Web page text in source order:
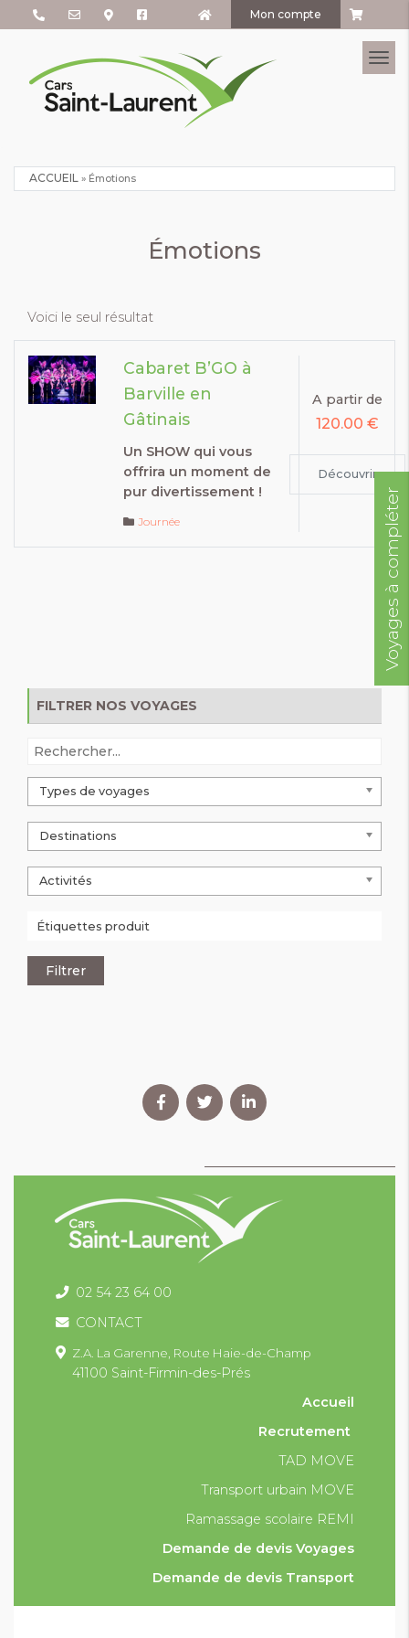
Mon compte
ACCUEIL » Émotions
Émotions
Voici le seul résultat
Cabaret B’GO à
Barville en
Gâtinais
Un SHOW qui vous
offrira un moment de
pur divertissement !
Journée
A partir de
120.00 €
Découvrir
FILTRER NOS VOYAGES
Types de voyages
Destinations
Activités
Voyages à compléter
02 54 23 64 00
CONTACT
Z.A. La Garenne, Route Haie-de-Champ
41100 Saint-Firmin-des-Prés
Accueil
Recrutement
TAD MOVE
Transport urbain MOVE
Ramassage scolaire REMI
Demande de devis Voyages
Demande de devis Transport